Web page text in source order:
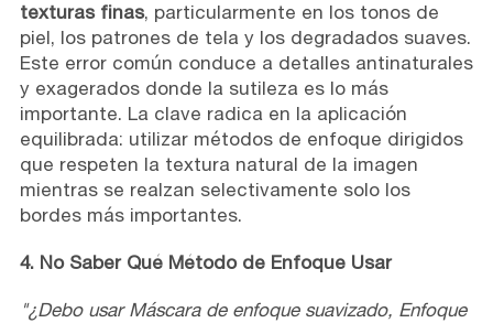
texturas finas, particularmente en los tonos de
piel, los patrones de tela y los degradados suaves.
Este error común conduce a detalles antinaturales
y exagerados donde la sutileza es lo más
importante. La clave radica en la aplicación
equilibrada: utilizar métodos de enfoque dirigidos
que respeten la textura natural de la imagen
mientras se realzan selectivamente solo los
bordes más importantes.
4. No Saber Qué Método de Enfoque Usar
"¿Debo usar Máscara de enfoque suavizado, Enfoque